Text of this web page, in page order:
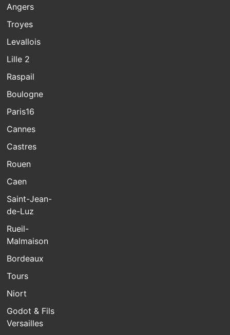
Angers
Troyes
Levallois
Lille 2
Raspail
Boulogne
Paris16
Cannes
Castres
Rouen
Caen
Saint-Jean-
de-Luz
Rueil-
Malmaison
Bordeaux
Tours
Niort
Godot & Fils
Versailles